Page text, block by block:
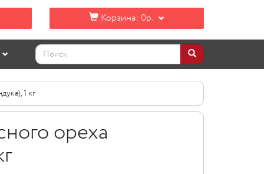
Корзина: 0р.
1 кг
ореха